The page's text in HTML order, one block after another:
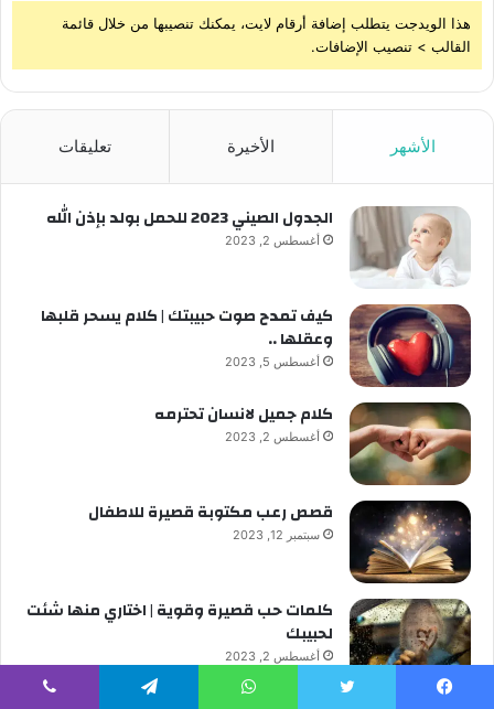
هذا الويدجت يتطلب إضافة أرقام لايت، يمكنك تنصيبها من خلال قائمة
القالب > تنصيب الإضافات.
الأشهر الأخيرة تعليقات
الجدول الصيني 2023 للحمل بولد بإذن الله
أغسطس 2, 2023
كيف تمدح صوت حبيبتك | كلام يسحر قلبها
وعقلها ..
أغسطس 5, 2023
كلام جميل لانسان تحترمه
أغسطس 2, 2023
قصص رعب مكتوبة قصيرة للاطفال
سبتمبر 12, 2023
كلمات حب قصيرة وقوية | اختاري منها شئت
لحبيبك
أغسطس 2, 2023